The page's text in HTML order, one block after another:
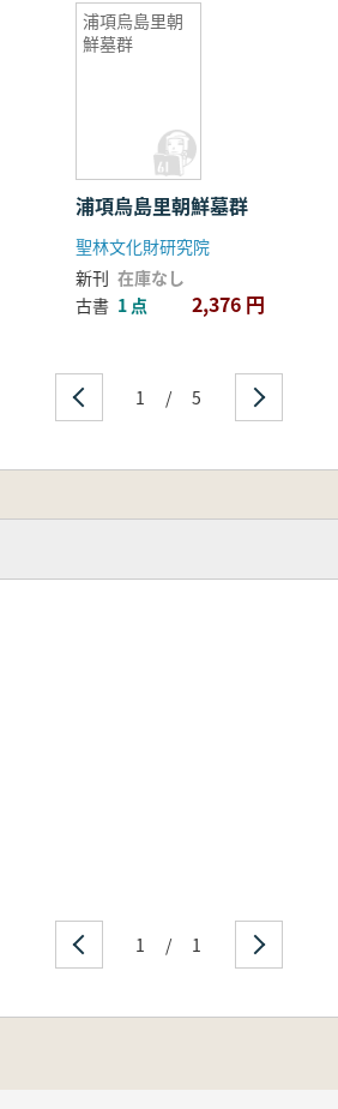
浦項烏島里朝
鮮墓群
浦項烏島里朝鮮墓群
聖林文化財研究院
新刊 在庫なし
古書 1 点 2,376 円
1 / 5
1 / 1